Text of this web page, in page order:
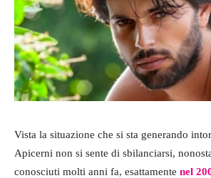
Vista la situazione che si sta generando
Apicerni non si sente di sbilanciarsi,
conosciuti molti anni fa, esattamente nel